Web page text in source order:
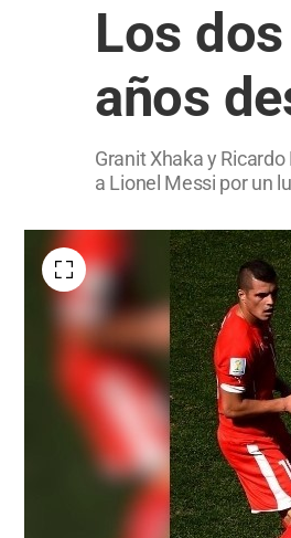
Los
años
Granit Xhaka y
a Lionel Messi por un